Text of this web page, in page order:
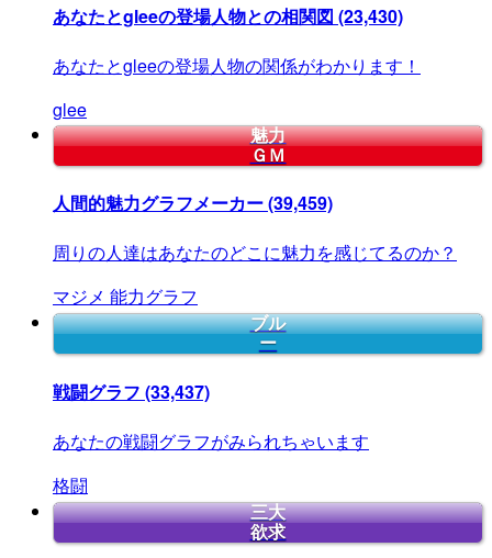
あなたとgleeの登場人物との相関図 (23,430)
あなたとgleeの登場人物の関係がわかります！
glee
魅力
ＧＭ
人間的魅力グラフメーカー(39,459)
周りの人達はあなたのどこに魅力を感じてるのか？
マジメ 能力グラフ
ブル
ー
戦闘グラフ (33,437)
あなたの戦闘グラフがみられちゃいます
格闘
三大
欲求